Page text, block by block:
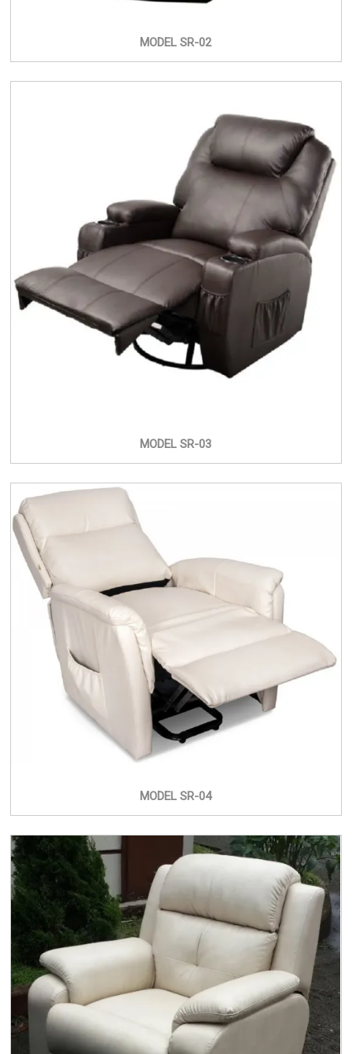
MODEL SR-02
MODEL SR-03
MODEL SR-04